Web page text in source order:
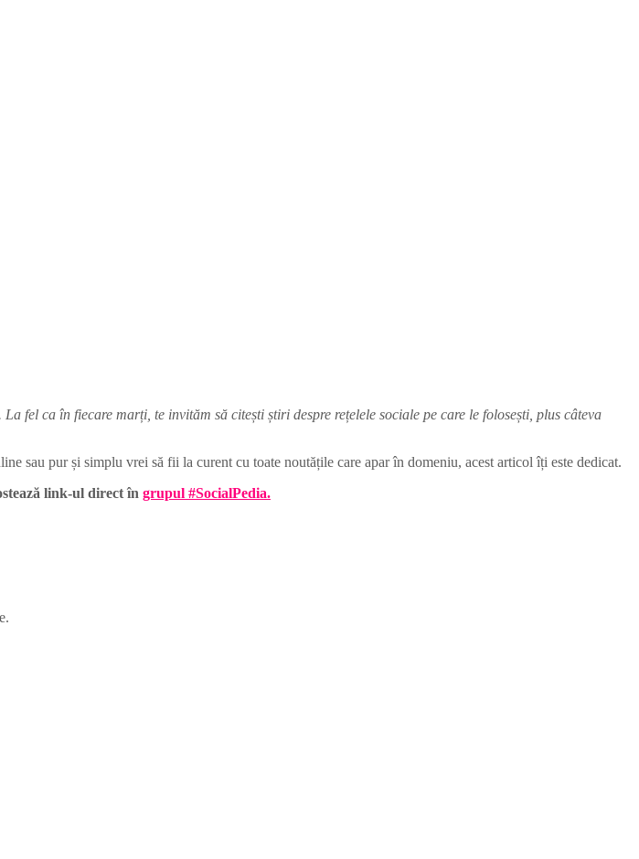
fel ca în fiecare marți, te invităm să citești știri despre rețelele sociale pe care le folosești, plus câteva
sau pur și simplu vrei să fii la curent cu toate noutățile care apar în domeniu, acest articol îți este dedicat.
link-ul direct în grupul #SocialPedia.